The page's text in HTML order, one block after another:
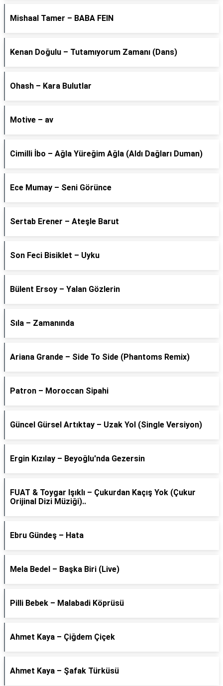
Mishaal Tamer – BABA FEIN
Kenan Doğulu – Tutamıyorum Zamanı (Dans)
Ohash – Kara Bulutlar
Motive – av
Cimilli İbo – Ağla Yüreğim Ağla (Aldı Dağları Duman)
Ece Mumay – Seni Görünce
Sertab Erener – Ateşle Barut
Son Feci Bisiklet – Uyku
Bülent Ersoy – Yalan Gözlerin
Sıla – Zamanında
Ariana Grande – Side To Side (Phantoms Remix)
Patron – Moroccan Sipahi
Güncel Gürsel Artıktay – Uzak Yol (Single Versiyon)
Ergin Kızılay – Beyoğlu'nda Gezersin
FUAT & Toygar Işıklı – Çukurdan Kaçış Yok (Çukur
Orijinal Dizi Müziği)..
Ebru Gündeş – Hata
Mela Bedel – Başka Biri (Live)
Pilli Bebek – Malabadi Köprüsü
Ahmet Kaya – Çiğdem Çiçek
Ahmet Kaya – Şafak Türküsü